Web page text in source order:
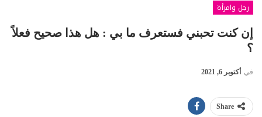
رجل وامرأة
إن كنت تحبني فستعرف ما بي : هل هذا صحيح فعلاً
؟
في أكتوبر 6, 2021
Share